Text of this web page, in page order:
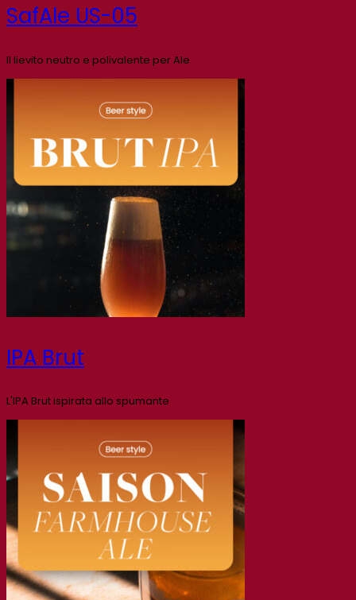
SafAle US-05
Il lievito neutro e polivalente per Ale
IPA Brut
L'IPA Brut ispirata allo spumante